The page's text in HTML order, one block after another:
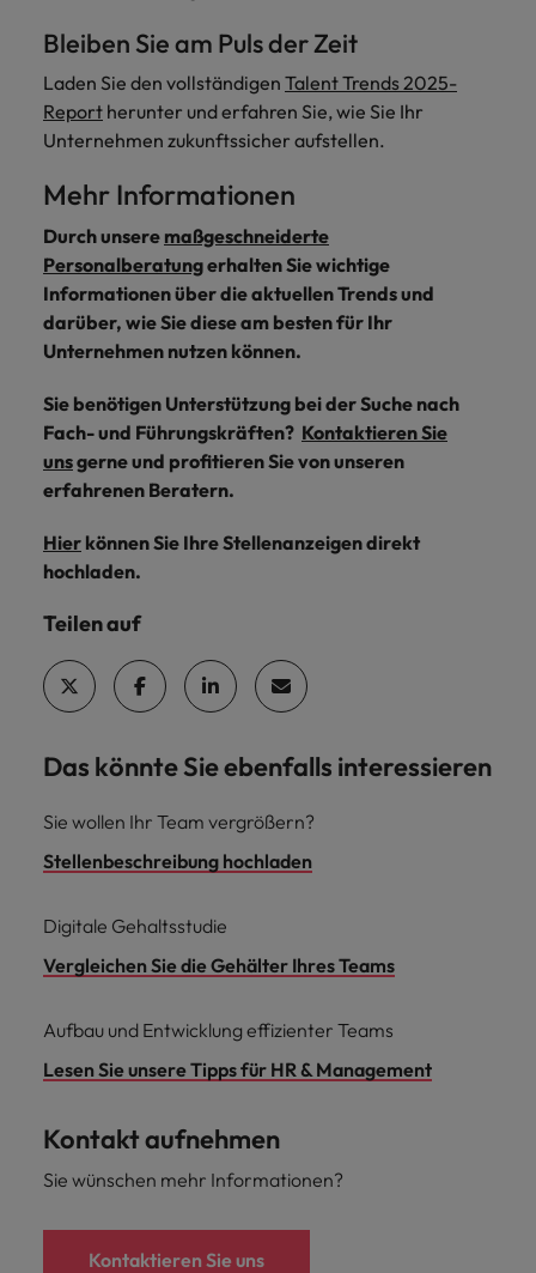
Bleiben Sie am Puls der Zeit
Laden Sie den vollständigen Talent Trends 2025-
Report herunter und erfahren Sie, wie Sie Ihr
Unternehmen zukunftssicher aufstellen.
Mehr Informationen
Durch unsere maßgeschneiderte
Personalberatungerhalten Sie wichtige
Informationen über die aktuellen Trends und
darüber, wie Sie diese am besten für Ihr
Unternehmen nutzen können.
Sie benötigen Unterstützung bei der Suche nach
Fach- und Führungskräften? Kontaktieren Sie
unsgerne und profitieren Sie von unseren
erfahrenen Beratern.
Hier können Sie Ihre Stellenanzeigen direkt
hochladen.
Teilen auf
Das könnte Sie ebenfalls interessieren
Sie wollen Ihr Team vergrößern?
Stellenbeschreibung hochladen
Digitale Gehaltsstudie
Vergleichen Sie die Gehälter Ihres Teams
Aufbau und Entwicklung effizienter Teams
Lesen Sie unsere Tipps für HR & Management
Kontakt aufnehmen
Sie wünschen mehr Informationen?
Kontaktieren Sie uns